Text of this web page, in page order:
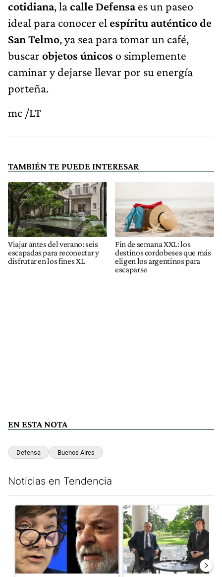
cotidiana, lacalle Defensaes un paseo
ideal para conocer el espíritu auténtico de
San Telmo, ya sea para tomar un café,
buscar objetos únicos o simplemente
caminar y dejarse llevar por su energía
porteña.
mc /LT
TAMBIÉN TE PUEDE INTERESAR
Viajar antes del verano: seis
escapadas para reconectar y
disfrutar en los fines XL
Fin de semana XXL: los
destinos cordobeses que más
eligen los argentinos para
escaparse
EN ESTA NOTA
Defensa Buenos Aires
Noticias en Tendencia
Un artículo de tendencia con el título "Tensión Lula-Milei:
Un artículo de tendencia con